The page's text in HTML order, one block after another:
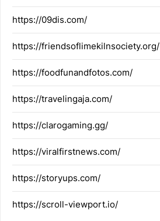
https://09dis.com/
https://friendsoflimekilnsociety.org/
https://foodfunandfotos.com/
https://travelingaja.com/
https://clarogaming.gg/
https://viralfirstnews.com/
https://storyups.com/
https://scroll-viewport.io/